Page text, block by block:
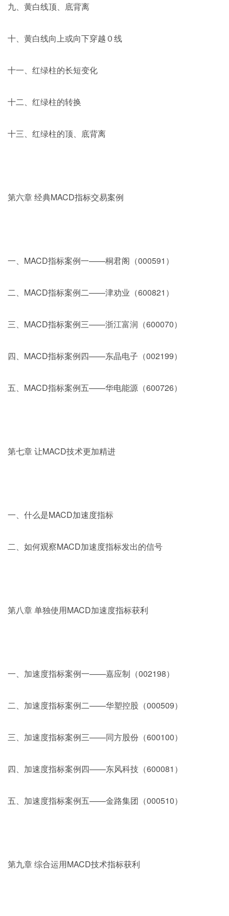
九、黄白线顶、底背离
十、黄白线向上或向下穿越０线
十一、红绿柱的长短变化
十二、红绿柱的转换
十三、红绿柱的顶、底背离
第六章 经典MACD指标交易案例
一、MACD指标案例一——桐君阁（000591）
二、MACD指标案例二——津劝业（600821）
三、MACD指标案例三——浙江富润（600070）
四、MACD指标案例四——东晶电子（002199）
五、MACD指标案例五——华电能源（600726）
第七章 让MACD技术更加精进
一、什么是MACD加速度指标
二、如何观察MACD加速度指标发出的信号
第八章 单独使用MACD加速度指标获利
一、加速度指标案例一——嘉应制（002198）
二、加速度指标案例二——华塑控股（000509）
三、加速度指标案例三——同方股份（600100）
四、加速度指标案例四——东风科技（600081）
五、加速度指标案例五——金路集团（000510）
第九章 综合运用MACD技术指标获利